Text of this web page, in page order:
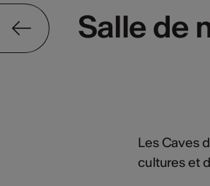
Salle de
Les Caves
cultures et